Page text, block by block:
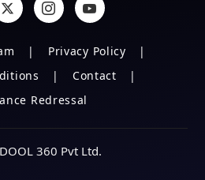
Privacy Policy
Contact
Redressal
360 Pvt Ltd.